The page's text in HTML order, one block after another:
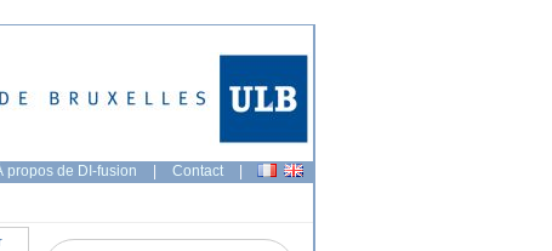
propos de DI-fusion | Contact |